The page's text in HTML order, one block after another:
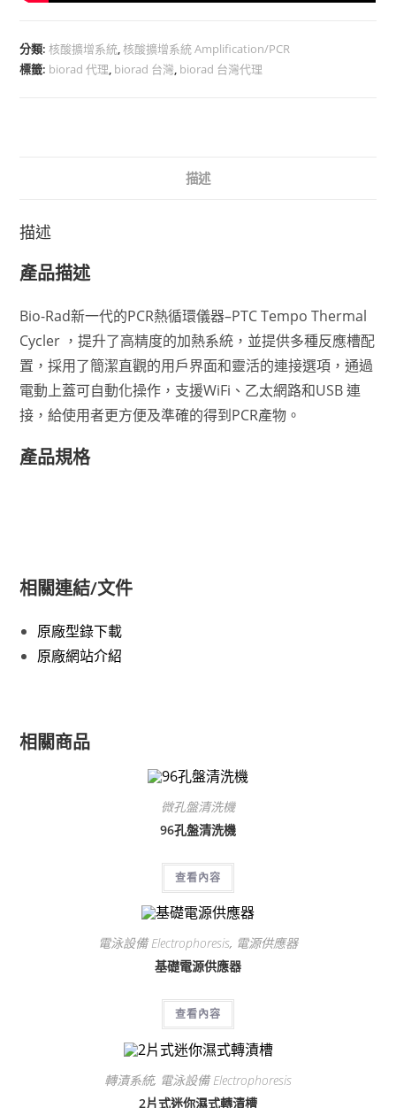
分類:核酸擴增系統 ,核酸擴增系統 Amplification/PCR
標籤: biorad 代理 biorad 台灣 biorad 台灣代理
描述
描述
產品描述
Bio-Rad新一代的PCR熱循環儀器–PTC Tempo Thermal
Cycler ，提升了高精度的加熱系統，並提供多種反應槽配
置，採用了簡潔直觀的用戶界面和靈活的連接選項，通過
電動上蓋可自動化操作， 支援WiFi、乙太網路和USB 連
接，給使用者更方便及準確的得到PCR產物 。
產品規格
相關連結/文件
原廠型錄下載
原廠網站介紹
相關商品
微孔盤清洗機
96孔盤清洗機
查看內容
電泳設備 Electrophoresis, 電源供應器
基礎電源供應器
查看內容
轉漬系統, 電泳設備 Electrophoresis
2片式迷你濕式轉漬槽